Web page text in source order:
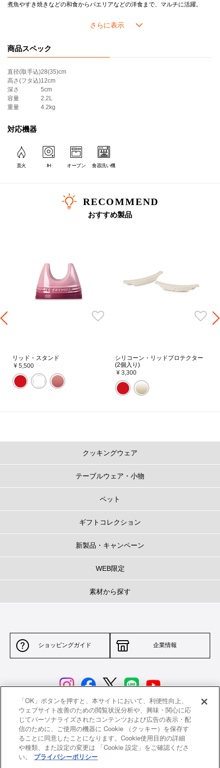
煮魚やすき焼きなどの和食からパエリアなどの洋食まで、マルチに活躍。
商品スペック
直径(取手込)28(35)cm
高さ(フタ込)12cm
深さ
5cm
容量
2.2L
重量
4.2kg
対応機器
直火 IH オーブン 食器洗い機
RECOMMEND
おすすめ製品
リッド・スタンド
¥ 5,500
シリコーン・リッドプロテクター
(2個入り)
¥ 3,300
クッキングウェア
テーブルウェア・小物
ペット
ギフトコレクション
新製品・キャンペーン
WEB限定
素材から探す
ショッピングガイド 企業情報
サイトポリシー 特定商取引法に基づく表示
並行輸入品について 個人情報保護方針
返品について
「OK」ボタンを押すと、本サイトにおいて、利便性向上、
ウェブサイト改善のための閲覧状況分析や、興味・関心に応
じてパーソナライズされたコンテンツおよび広告の表示・配
信のために、ご使用の機器に Cookie （クッキー）を保存す
ることに同意したことになります。Cookie使用目的の詳細
や種類、また設定の変更は 「Cookie 設定」をご確認くださ
い。
プライバシーポリシー